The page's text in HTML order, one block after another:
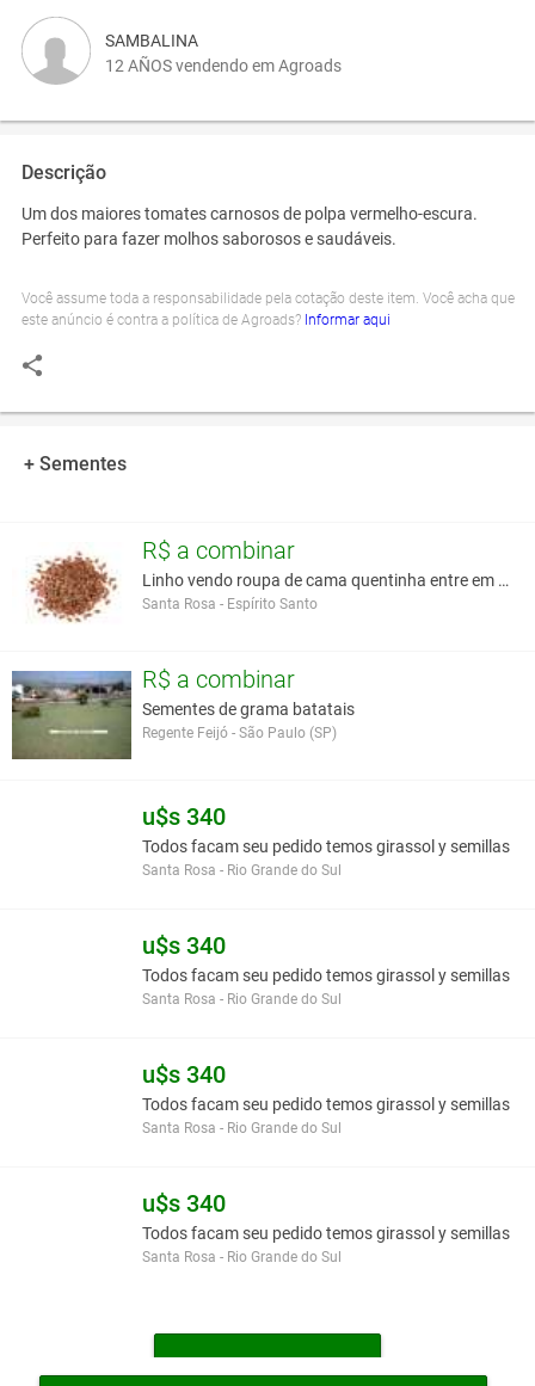
SAMBALINA
12 AÑOS vendendo em Agroads
Descrição
Um dos maiores tomates carnosos de polpa vermelho-escura.
Perfeito para fazer molhos saborosos e saudáveis.
Você assume toda a responsabilidade pela cotação deste item. Você acha que
este anúncio é contra a política de Agroads? Informar aqui
+ Sementes
R$ a combinar
Linho vendo roupa de cama quentinha entre em conta
Santa Rosa - Espírito Santo
R$ a combinar
Sementes de grama batatais
Regente Feijó - São Paulo (SP)
u$s 340
Todos facam seu pedido temos girassol y semillas
Santa Rosa - Rio Grande do Sul
u$s 340
Todos facam seu pedido temos girassol y semillas
Santa Rosa - Rio Grande do Sul
u$s 340
Todos facam seu pedido temos girassol y semillas
Santa Rosa - Rio Grande do Sul
u$s 340
Todos facam seu pedido temos girassol y semillas
Santa Rosa - Rio Grande do Sul